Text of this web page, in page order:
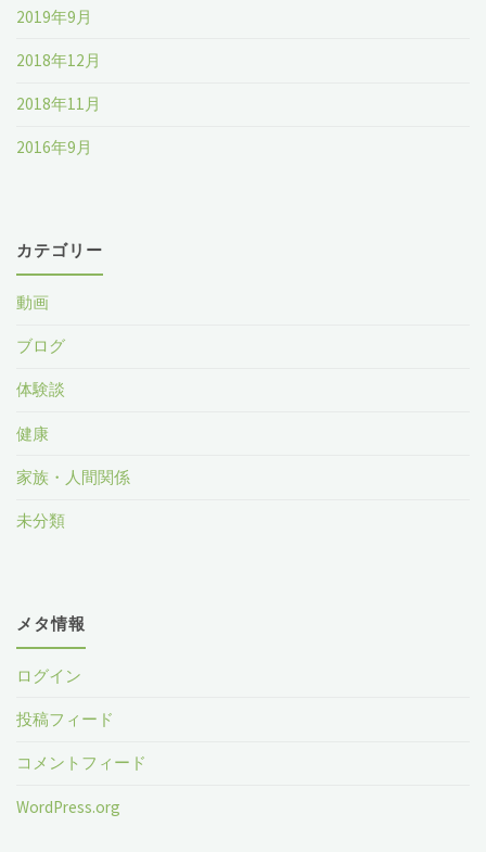
2019年9月
2018年12月
2018年11月
2016年9月
カテゴリー
動画
ブログ
体験談
健康
家族・人間関係
未分類
メタ情報
ログイン
投稿フィード
コメントフィード
WordPress.org